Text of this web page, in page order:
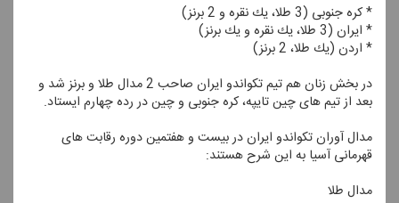
* كره جنوبی (3 طلا، یك نقره و 2 برنز)
* ایران (3 طلا، یك نقره و یك برنز)
* اردن (یك طلا، 2 برنز)
در بخش زنان هم تیم تكواندو ایران صاحب 2 مدال طلا و برنز شد و
بعد از تیم های چین تایپه، كره جنوبی و چین در رده چهارم ایستاد.
مدال آوران تكواندو ایران در بیست و هفتمین دوره رقابت های
قهرمانی آسیا به این شرح هستند:
مدال طلا